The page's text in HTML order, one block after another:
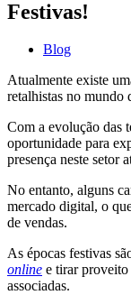
Festivas!
Blog
Atualmente existe
retalhistas no mundo
Com a evolução das
oportunidade para
presença neste setor
No entanto, alguns
mercado digital, o
de vendas.
As épocas festivas
online e tirar proveito
associadas.